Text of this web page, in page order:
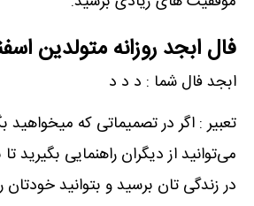
فال ابجد روزانه متولدین
ابجد فال شما : د د د
تعبیر : اگر در تصمیماتی که
می‌توانید از دیگران راهنمایی
در زندگی تان برسید و بتوانید خودتان